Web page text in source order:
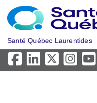
Aller au menu principal
Santé Québec Laurentides